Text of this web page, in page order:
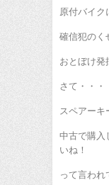
原付バイク
確信犯のく
おとぼけ発
さて・・・
スペアーキ
中古で購入
いね！
って言われ